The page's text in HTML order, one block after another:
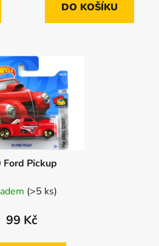
DO KOŠÍKU
Ford Pickup
(>5 ks)
99 Kč